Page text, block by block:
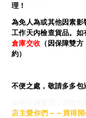
理！
為免人為或其他因素
工作天內檢查貨品。如
倉庫交收 （因保障雙
約）
不便之處，敬請多多包
店主愛你們～～買得